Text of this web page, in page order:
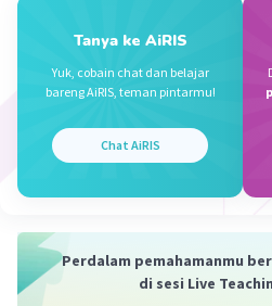
Pangkat tertinggi dari faktor
Kemudian, kita kalikan
KPK = 2^4 * 3^2 * 7^1 = 16 * 9
Beri Rating·5.0(2)
Tanya ke AiRIS
Yuk, cobain chat dan belajar
bareng AiRIS, teman pintarmu!
Chat AiRIS
Perdalam pemahamanmu
di sesi Live